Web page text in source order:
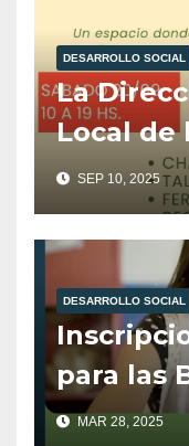
DESARROLLO SOCIAL
La
Local de
de Villa
organiza
de
SEP 10, 2025
DESARROLLO SOCIAL
para las
Álvarez
MAR 28, 2025